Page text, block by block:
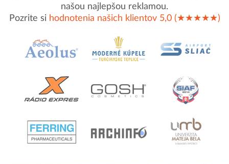
našou najlepšou reklamou.
Pozrite si hodnotenia našich klientov 5,0 (★★★★★)